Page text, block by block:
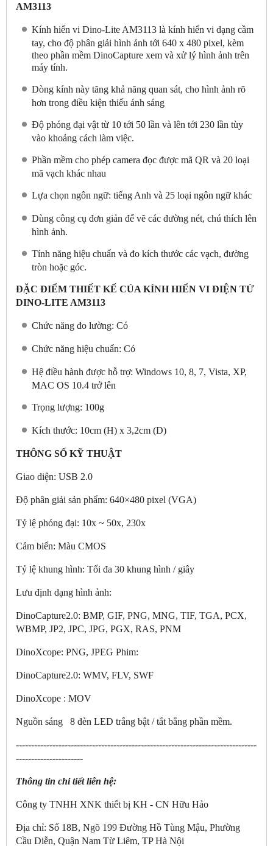
AM3113
Kính hiển vi Dino-Lite AM3113 là kính hiển vi dạng cầm
tay, cho độ phân giải hình ảnh tới 640 x 480 pixel, kèm
theo phần mềm DinoCapture xem và xử lý hình ảnh trên
máy tính.
Dòng kính này tăng khả năng quan sát, cho hình ảnh rõ
hơn trong điều kiện thiếu ánh sáng
Độ phóng đại vật từ 10 tới 50 lần và lên tới 230 lần tùy
vào khoảng cách làm việc.
Phần mềm cho phép camera đọc được mã QR và 20 loại
mã vạch khác nhau
Lựa chọn ngôn ngữ: tiếng Anh và 25 loại ngôn ngữ khác
Dùng công cụ đơn giản để vẽ các đường nét, chú thích lên
hình ảnh.
Tính năng hiệu chuẩn và đo kích thước các vạch, đường
tròn hoặc góc.
ĐẶC ĐIỂM THIẾT KẾ CỦA KÍNH HIỂN VI ĐIỆN TỬ
DINO-LITE AM3113
Chức năng đo lường: Có
Chức năng hiệu chuẩn: Có
Hệ điều hành được hỗ trợ: Windows 10, 8, 7, Vista, XP,
MAC OS 10.4 trở lên
Trọng lượng: 100g
Kích thước: 10cm (H) x 3,2cm (D)
THÔNG SỐ KỸ THUẬT
Giao diện: USB 2.0
Độ phân giải sản phẩm: 640×480 pixel (VGA)
Tỷ lệ phóng đại: 10x ~ 50x, 230x
Cảm biến: Màu CMOS
Tỷ lệ khung hình: Tối đa 30 khung hình / giây
Lưu định dạng hình ảnh:
DinoCapture2.0: BMP, GIF, PNG, MNG, TIF, TGA, PCX,
WBMP, JP2, JPC, JPG, PGX, RAS, PNM
DinoXcope: PNG, JPEG Phim:
DinoCapture2.0: WMV, FLV, SWF
DinoXcope : MOV
Nguồn sáng 8 đèn LED trắng bật / tắt bằng phần mềm.
-------------------------------------------------------------------------------
----------------------
Thông tin chi tiết liên hệ:
Công ty TNHH XNK thiết bị KH - CN Hữu Hảo
Địa chỉ: Số 18B, Ngõ 199 Đường Hồ Tùng Mậu, Phường
Cầu Diễn, Quận Nam Từ Liêm, TP Hà Nội